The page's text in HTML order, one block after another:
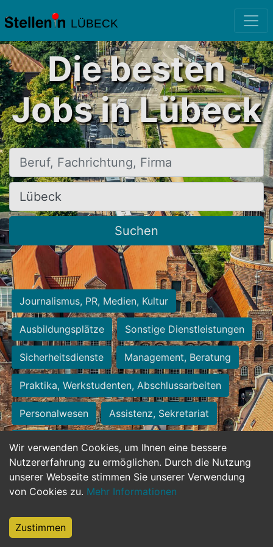
LÜBECK
Wir verwenden Cookies, um Ihnen eine bessere
Nutzererfahrung zu ermöglichen. Durch die Nutzung
unserer Webseite stimmen Sie unserer Verwendung
von Cookies zu. Mehr Informationen
Zustimmen
Die besten
Jobs in Lübeck
Beruf, Fachrichtung, Firma
Ort, Stadt
Suchen
Journalismus, PR, Medien, Kultur
Ausbildungsplätze Sonstige Dienstleistungen
Sicherheitsdienste Management, Beratung
Praktika, Werkstudenten, Abschlussarbeiten
Personalwesen Assistenz, Sekretariat
Hilfskräfte, Aushilfs- und Nebenjobs
Einkauf, Logistik, Materialwirtschaft
Weiterbildung, Studium, duale Ausbildung
Tourismus